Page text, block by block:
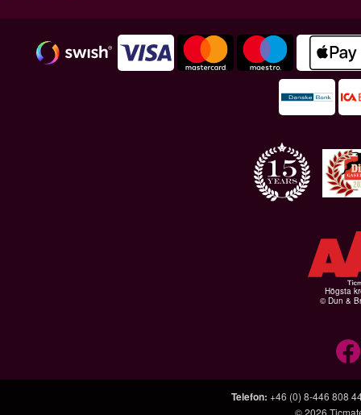
Högsta
© Dun &
Telefon: +46 (0) 8-446 808